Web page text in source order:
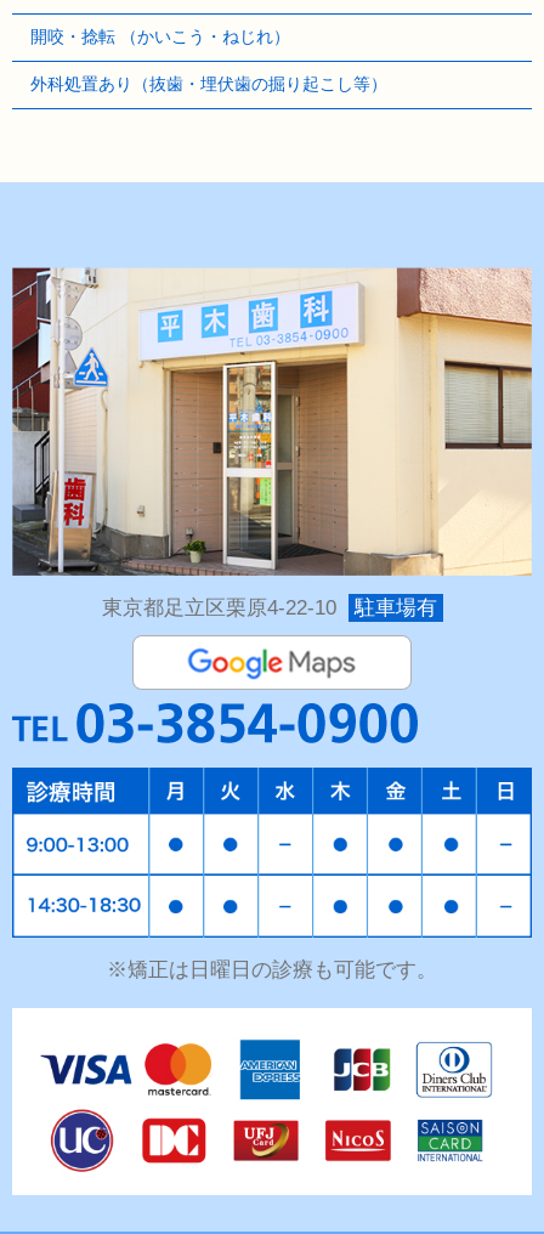
開咬・捻転 （かいこう・ねじれ）
外科処置あり（抜歯・埋伏歯の掘り起こし等）
東京都足立区栗原4-22-10 駐車場有
※矯正は日曜日の診療も可能です。